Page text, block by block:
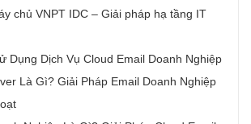
chủ VNPT IDC – Giải pháp hạ tầng IT
Dụng Dịch Vụ Cloud Email Doanh Nghiệp
Là Gì? Giải Pháp Email Doanh Nghiệp